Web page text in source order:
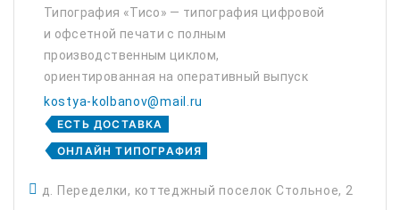
Типография «Тисо» — типография цифровой
и офсетной печати с полным
производственным циклом,
ориентированная на оперативный выпуск
высококачественной рекламно-журнальной
продукции и упаковки из мелованного
картона (листовки, каталоги, календари...
kostya-kolbanov@mail.ru
ЕСТЬ ДОСТАВКА
ОНЛАЙН ТИПОГРАФИЯ
д. Переделки, коттеджный поселок Стольное, 2